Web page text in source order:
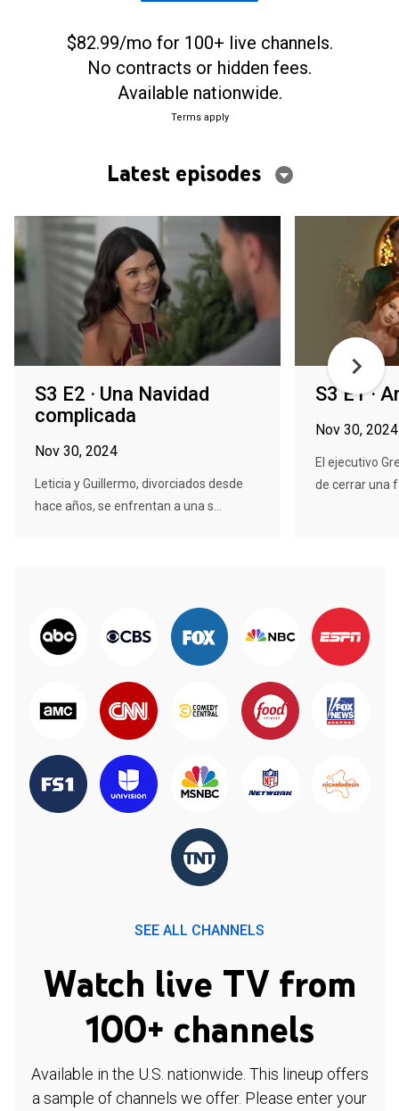
$82.99/mo for 100+ live channels.
No contracts or hidden fees.
Available nationwide.
Terms apply
Latest episodes
S3 E2 · Una Navidad
complicada
Nov 30, 2024
Leticia y Guillermo, divorciados desde
hace años, se enfrentan a una s...
S3 E1 ·
Nov 30, 2024
El ejecutivo
de cerrar una
SEE ALL CHANNELS
Watch live TV from
100+ channels
Available in the U.S. nationwide. This lineup offers
a sample of channels we offer. Please enter your